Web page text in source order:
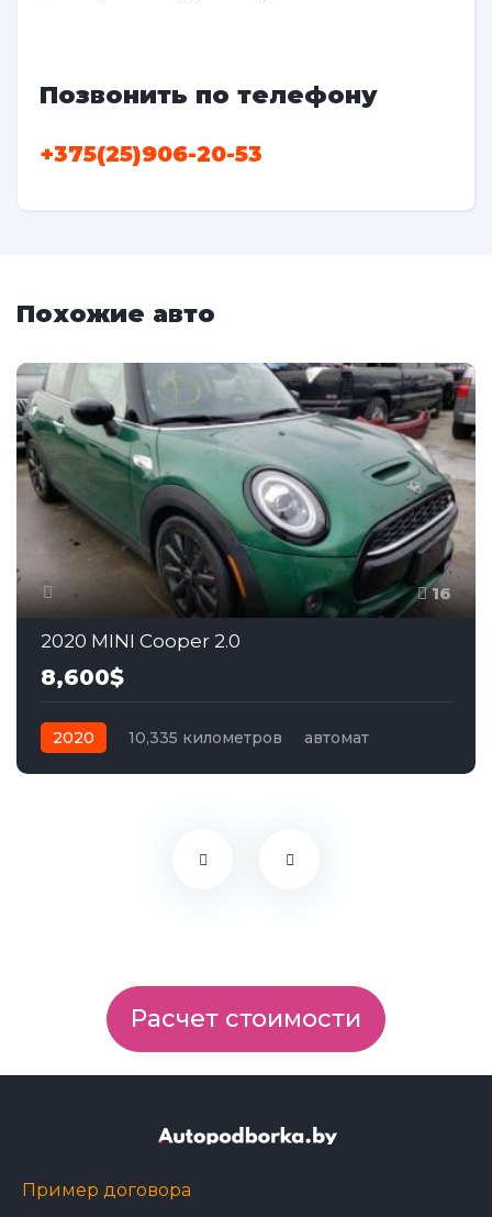
Позвонить по телефону
+375(25)906-20-53
Похожие авто
16
2020 MINI Cooper 2.0
8,600$
2020 10,335 километров
автомат
Расчет стоимости
Пример договора